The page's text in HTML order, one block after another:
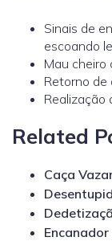
Sinais de
escoando
Mau cheiro
Retorno de
Realização
Related
Caça